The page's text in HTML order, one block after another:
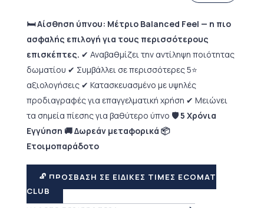
🛏️ Αίσθηση ύπνου: Μέτριο Balanced Feel — η πιο
ασφαλής επιλογή για τους περισσότερους
επισκέπτες. ✔ Αναβαθμίζει την αντίληψη ποιότητας
δωματίου ✔ Συμβάλλει σε περισσότερες 5⭐
αξιολογήσεις ✔ Κατασκευασμένο με υψηλές
προδιαγραφές για επαγγελματική χρήση ✔ Μειώνει
τα σημεία πίεσης για βαθύτερο ύπνο 🛡 5 Χρόνια
Εγγύηση 🚚 Δωρεάν μεταφορικά 📦
Ετοιμοπαράδοτο
🔓 ΠΡΟΣΒΑΣΗ ΣΕ ΕΙΔΙΚΕΣ ΤΙΜΕΣ ECOMAT
CLUB